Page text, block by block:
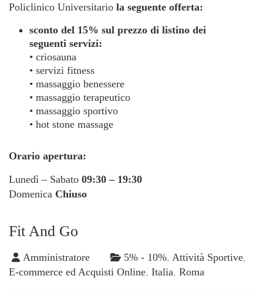
Policlinico Universitario la seguente offerta:
sconto del 15% sul prezzo di listino dei
seguenti servizi:
• criosauna
• servizi fitness
• massaggio benessere
• massaggio terapeutico
• massaggio sportivo
• hot stone massage
Orario apertura:
Lunedì – Sabato 09:30 – 19:30
Domenica Chiuso
Fit And Go
Amministratore 5% - 10%, Attività Sportive,
E-commerce ed Acquisti Online, Italia, Roma